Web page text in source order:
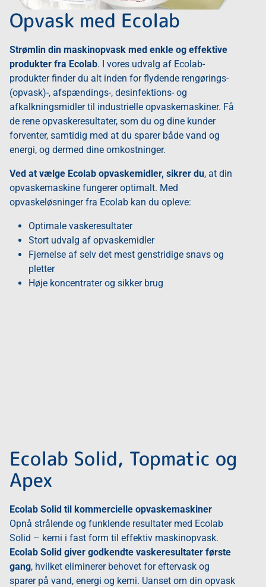
Opvask med Ecolab
Strømlin din maskinopvask med enkle og effektive
produkter fra Ecolab. I vores udvalg af Ecolab-
produkter finder du alt inden for flydende rengørings-
(opvask)-, afspændings-, desinfektions- og
afkalkningsmidler til industrielle opvaskemaskiner. Få
de rene opvaskeresultater, som du og dine kunder
forventer, samtidig med at du sparer både vand og
energi, og dermed dine omkostninger.
Ved at vælge Ecolab opvaskemidler, sikrer du, at din
opvaskemaskine fungerer optimalt. Med
opvaskeløsninger fra Ecolab kan du opleve:
Optimale vaskeresultater
Stort udvalg af opvaskemidler
Fjernelse af selv det mest genstridige snavs og
pletter
Høje koncentrater og sikker brug
Ecolab Solid, Topmatic og
Apex
Ecolab Solid til kommercielle opvaskemaskiner
Opnå strålende og funklende resultater med Ecolab
Solid – kemi i fast form til effektiv maskinopvask.
Ecolab Solid giver godkendte vaskeresultater første
gang, hvilket eliminerer behovet for eftervask og
sparer på vand, energi og kemi. Uanset om din opvask